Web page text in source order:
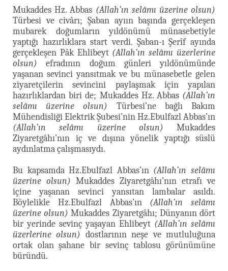
Mukaddes Hz. Abbas (Allah’ın selâmı üzerine olsun)
Türbesi ve civârı; Şaban ayıın başında gerçekleşen
mubarek doğumların yıldönümü münasebetiyle
yaptığı hazırlıklara start verdi. Şaban-ı Şerîf ayında
gerçekleşen Pâk Ehlibeyt (Allah’ın selâmı üzerlerine
olsun) efradının doğum günleri yıldönümünde
yaşanan sevinci yansıtmak ve bu münasebetle gelen
ziyaretçilerin sevincini paylaşmak için yapılan
hazırlıklardan biri de; Mukaddes Hz. Abbas (Allah’ın
selâmı üzerine olsun) Türbesi’ne bağlı Bakım
Mühendisliği Elektrik Şubesi’nin Hz.Ebulfazl Abbas’ın
(Allah’ın selâmı üzerine olsun) Mukaddes
Ziyaretgâhı’nın iç ve dışına yönelik yaptığı süslü
aydınlatma çalışmasıydı.
Bu kapsamda Hz.Ebulfazl Abbas’ın (Allah’ın selâmı
üzerine olsun) Mukaddes Ziyaretgâhı’nın etrafı ve
içine yaşanan sevinci yansıtan lambalar asıldı.
Böylelikle Hz.Ebulfazl Abbas’ın (Allah’ın selâmı
üzerine olsun) Mukaddes Ziyaretgâhı; Dünyanın dört
bir yerinde sevinç yaşayan Ehlibeyt (Allah’ın selâmı
üzerlerine olsun) dostlarının neşe ve mutluluğuna
ortak olan şahane bir sevinç tablosu görünümüne
büründü.